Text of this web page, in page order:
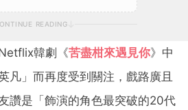
READING
韓劇《苦盡柑來遇見你》中
凡」而再度受到關注，戲路廣且
讚是「飾演的角色最突破的20代